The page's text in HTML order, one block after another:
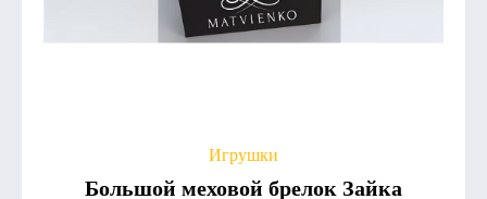
Игрушки
Большой меховой брелок Зайка